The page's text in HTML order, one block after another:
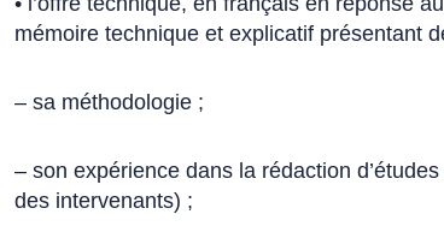
mémoire technique et explicatif présentant
– sa méthodologie ;
– son expérience dans la rédaction
des intervenants) ;